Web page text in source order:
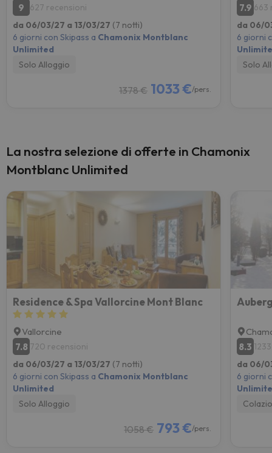
9
627 recensioni
da 06/03/27 a 13/03/27 (7 notti)
6 giorni con Skipass a Chamonix Montblanc
Unlimited
Solo Alloggio
1378 € 1033 €/pers.
7.9 663
da 06/
6 giorni
Solo
La nostra selezione di offerte in Chamonix
Montblanc Unlimited
Residence & Spa Vallorcine Mont Blanc
Vallorcine
7.8 720 recensioni
da 06/03/27 a 13/03/27 (7 notti)
6 giorni con Skipass a Chamonix Montblanc
Unlimited
Solo Alloggio
1058 € 793 €/pers.
8.3
da 06/
6 giorni